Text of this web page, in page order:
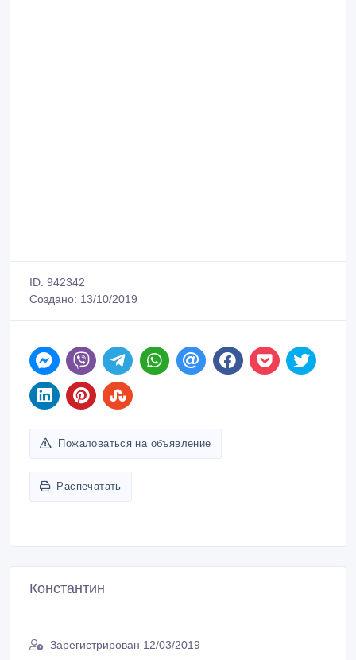
ID: 942342
Создано: 13/10/2019
Пожаловаться на объявление
Распечатать
Константин
Зарегистрирован 12/03/2019